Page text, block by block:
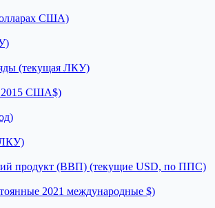
США)
(текущая ЛКУ)
2015 США$)
продукт (ВВП) (текущие USD, по ППС)
2021 международные $)